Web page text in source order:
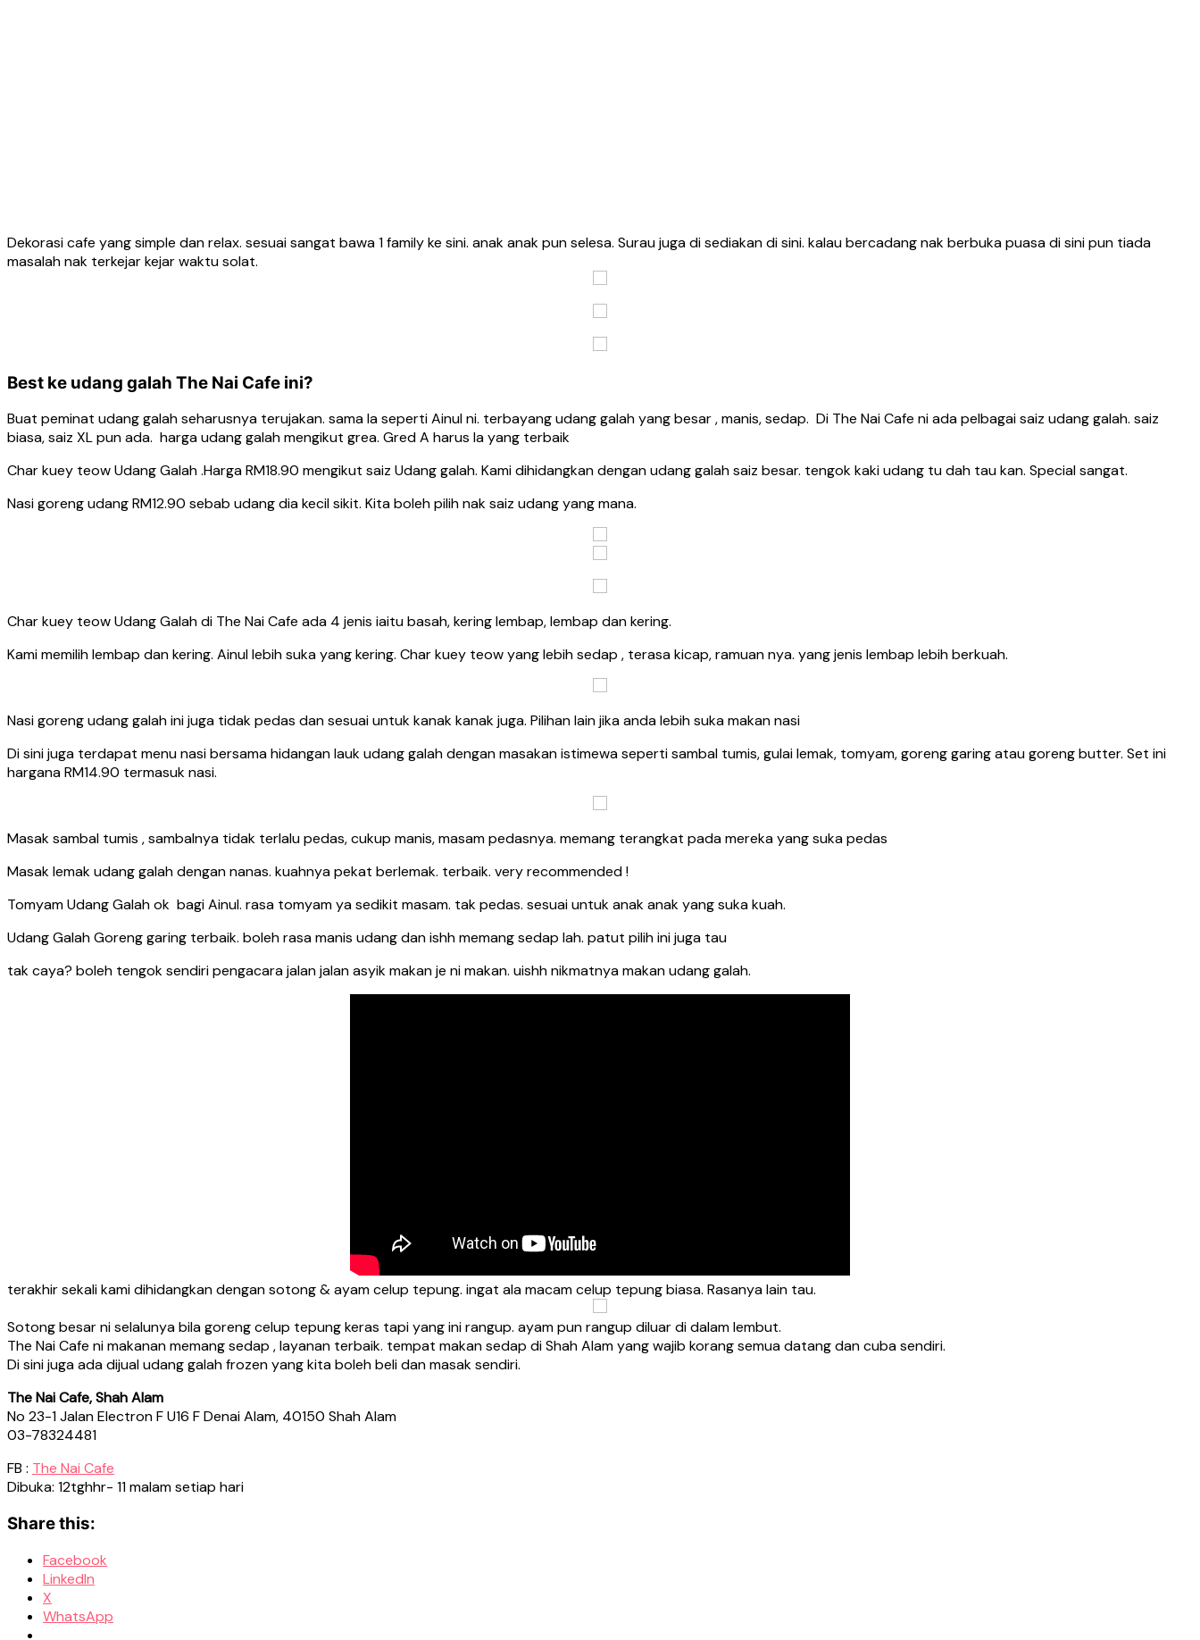
Dekorasi cafe yang simple dan relax. sesuai sangat bawa 1 family ke sini. anak anak pun selesa. Surau juga di sediakan di sini. kalau bercadang nak berbuka puasa di sini pun tiada
masalah nak terkejar kejar waktu solat.
Best ke udang galah The Nai Cafe ini?
Buat peminat udang galah seharusnya terujakan. sama la seperti Ainul ni. terbayang udang galah yang besar , manis, sedap. Di The Nai Cafe ni ada pelbagai saiz udang galah. saiz
biasa, saiz XL pun ada. harga udang galah mengikut grea. Gred A harus la yang terbaik
Char kuey teow Udang Galah .Harga RM18.90 mengikut saiz Udang galah. Kami dihidangkan dengan udang galah saiz besar. tengok kaki udang tu dah tau kan. Special sangat.
Nasi goreng udang RM12.90 sebab udang dia kecil sikit. Kita boleh pilih nak saiz udang yang mana.
Char kuey teow Udang Galah di The Nai Cafe ada 4 jenis iaitu basah, kering lembap, lembap dan kering.
Kami memilih lembap dan kering. Ainul lebih suka yang kering. Char kuey teow yang lebih sedap , terasa kicap, ramuan nya. yang jenis lembap lebih berkuah.
Nasi goreng udang galah ini juga tidak pedas dan sesuai untuk kanak kanak juga. Pilihan lain jika anda lebih suka makan nasi
Di sini juga terdapat menu nasi bersama hidangan lauk udang galah dengan masakan istimewa seperti sambal tumis, gulai lemak, tomyam, goreng garing atau goreng butter. Set ini
hargana RM14.90 termasuk nasi.
Masak sambal tumis , sambalnya tidak terlalu pedas, cukup manis, masam pedasnya. memang terangkat pada mereka yang suka pedas
Masak lemak udang galah dengan nanas. kuahnya pekat berlemak. terbaik. very recommended !
Tomyam Udang Galah ok bagi Ainul. rasa tomyam ya sedikit masam. tak pedas. sesuai untuk anak anak yang suka kuah.
Udang Galah Goreng garing terbaik. boleh rasa manis udang dan ishh memang sedap lah. patut pilih ini juga tau
tak caya? boleh tengok sendiri pengacara jalan jalan asyik makan je ni makan. uishh nikmatnya makan udang galah.
terakhir sekali kami dihidangkan dengan sotong & ayam celup tepung. ingat ala macam celup tepung biasa. Rasanya lain tau.
Sotong besar ni selalunya bila goreng celup tepung keras tapi yang ini rangup. ayam pun rangup diluar di dalam lembut.
The Nai Cafe ni makanan memang sedap , layanan terbaik. tempat makan sedap di Shah Alam yang wajib korang semua datang dan cuba sendiri.
Di sini juga ada dijual udang galah frozen yang kita boleh beli dan masak sendiri.
The Nai Cafe, Shah Alam
No 23-1 Jalan Electron F U16 F Denai Alam, 40150 Shah Alam
03-78324481
FB : The Nai Cafe
Dibuka: 12tghhr- 11 malam setiap hari
Share this:
Facebook
LinkedIn
X
WhatsApp